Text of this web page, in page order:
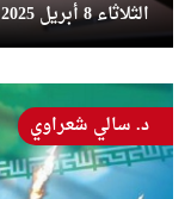
الثلاثاء 8 أبريل 2025 - 21:24:52
د. سالي شعراوي